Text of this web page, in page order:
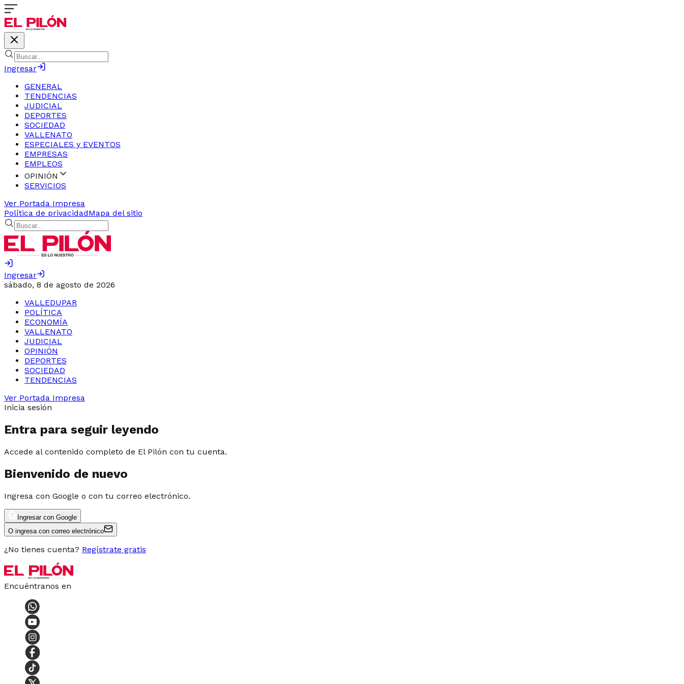
Ingresar
GENERAL
TENDENCIAS
JUDICIAL
DEPORTES
SOCIEDAD
VALLENATO
ESPECIALES y EVENTOS
EMPRESAS
EMPLEOS
OPINIÓN
SERVICIOS
Ver Portada Impresa
Política de privacidadMapa del sitio
Ingresar
sábado, 8 de agosto de 2026
VALLEDUPAR
POLÍTICA
ECONOMÍA
VALLENATO
JUDICIAL
OPINIÓN
DEPORTES
SOCIEDAD
TENDENCIAS
Ver Portada Impresa
Inicia sesión
Entra para seguir leyendo
Accede al contenido completo de El Pilón con tu cuenta.
Bienvenido de nuevo
Ingresa con Google o con tu correo electrónico.
Ingresar con Google
O ingresa con correo electrónico
¿No tienes cuenta? Regístrate gratis
Encuéntranos en